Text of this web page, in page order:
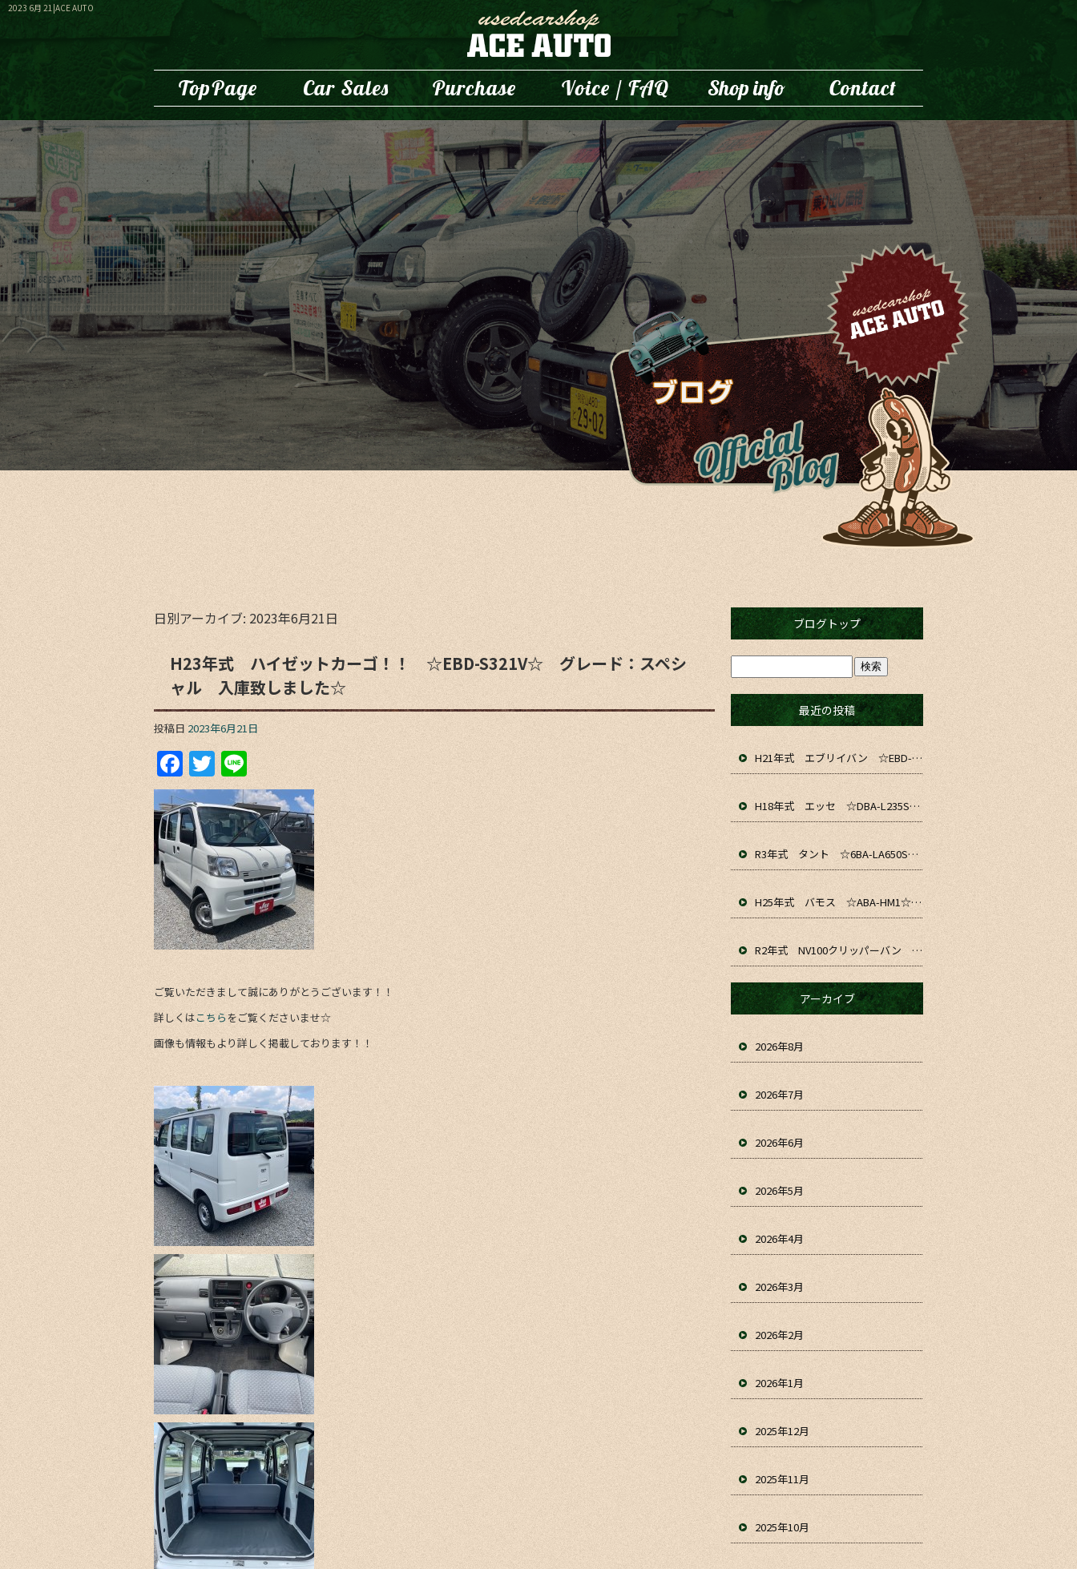
2023 6月 21|ACE AUTO
日別アーカイブ: 2023年6月21日
H23年式 ハイゼットカーゴ！！ ☆EBD-S321V☆ グレード：スペシ
ャル 入庫致しました☆
投稿日 2023年6月21日
F
a
c
e
b
o
o
k
T
w
itt
er
Li
n
e
ご覧いただきまして誠にありがとうございます！！
詳しくはこちら をご覧くださいませ☆
画像も情報もより詳しく掲載しております！！
ブログトップ
最近の投稿
H21年式 エブリイバン ☆EBD-DA64V☆ 入庫&仕上がりました！！ お仕事や通勤、軽貨物にいかがでしょうか☆
H18年式 エッセ ☆DBA-L235S☆ 入庫&仕上がりました～！ お仕事や通勤、普段のお車にいかがでしょうか☆
R3年式 タント ☆6BA-LA650S☆ 入庫&仕上がりました！！ お仕事や通勤、普段のお車にいかがでしょうか☆
H25年式 バモス ☆ABA-HM1☆ 入庫&仕上がりました！！お仕事や普段のお車にいかがでしょうか☆
R2年式 NV100クリッパーバン ☆HBD-DR17V☆ 入庫&仕上がりました！！ お仕事や趣味、普段のお車にいかがでしょうか☆
アーカイブ
2026年8月
2026年7月
2026年6月
2026年5月
2026年4月
2026年3月
2026年2月
2026年1月
2025年12月
2025年11月
2025年10月